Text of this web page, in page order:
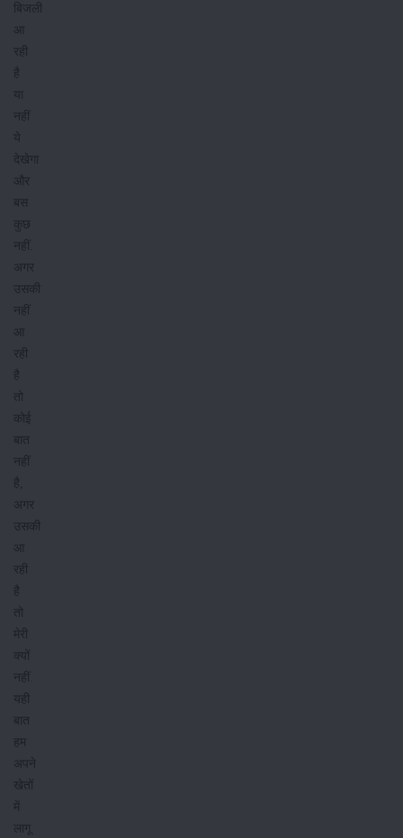
बिजली
आ
रही
है
या
नहीं
ये
देखेगा
और
बस
कुछ
नहीं.
अगर
उसकी
नहीं
आ
रही
है
तो
कोई
बात
नहीं
है,
अगर
उसकी
आ
रही
है
तो
मेरी
क्यों
नहीं.
यही
बात
हम
अपने
खेतों
में
लागू